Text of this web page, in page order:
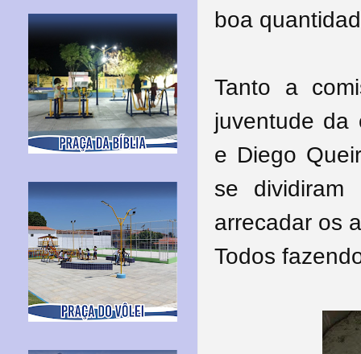
boa
Tanto a
juventude da
e Diego
se
arrecadar os
Todos